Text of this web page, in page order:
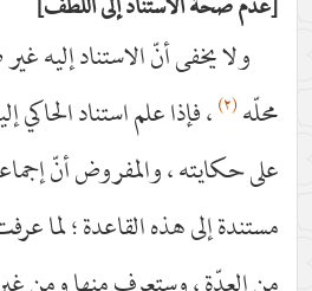
ولا يخفى أنّ الاستناد إليه
محلّه(٢) ، فإذا علم استناد الحاكي
على حكايته ، والمفروض أنّ
مستندة إلى هذه القاعدة ؛ لما